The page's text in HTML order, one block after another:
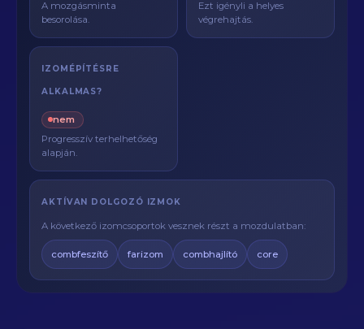
A mozgásminta
besorolása.
Ezt igényli a helyes
végrehajtás.
IZOMÉPÍTÉSRE
ALKALMAS?
nem
Progresszív terhelhetőség
alapján.
AKTÍVAN DOLGOZÓ IZMOK
A következő izomcsoportok vesznek részt a mozdulatban:
combfeszítő farizom combhajlító core